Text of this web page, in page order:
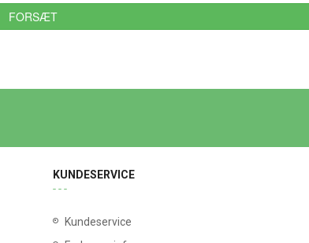
KUNDESERVICE
Kundeservice